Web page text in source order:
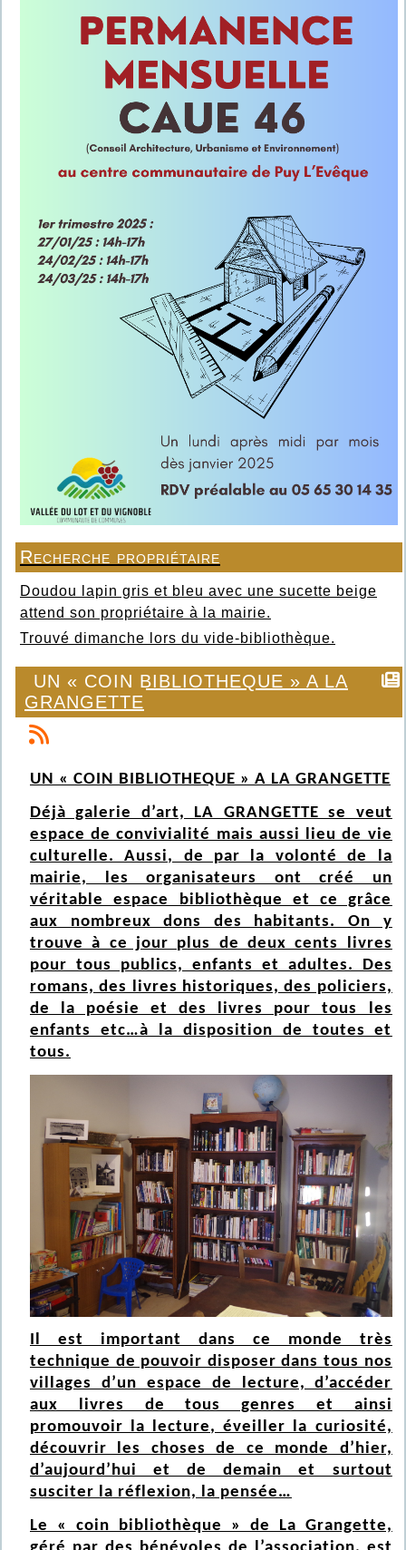
Recherche propriétaire
Doudou lapin gris et bleu avec une sucette beige
attend son propriétaire à la mairie.
Trouvé dimanche lors du vide-bibliothèque.
UN « COIN BIBLIOTHEQUE » A LA
GRANGETTE
UN « COIN BIBLIOTHEQUE » A LA GRANGETTE
Déjà galerie d’art, LA GRANGETTE se veut
espace de convivialité mais aussi lieu de vie
culturelle. Aussi, de par la volonté de la
mairie, les organisateurs ont créé un
véritable espace bibliothèque et ce grâce
aux nombreux dons des habitants. On y
trouve à ce jour plus de deux cents livres
pour tous publics, enfants et adultes. Des
romans, des livres historiques, des policiers,
de la poésie et des livres pour tous les
enfants etc…à la disposition de toutes et
tous.
Il est important dans ce monde très
technique de pouvoir disposer dans tous nos
villages d’un espace de lecture, d’accéder
aux livres de tous genres et ainsi
promouvoir la lecture, éveiller la curiosité,
découvrir les choses de ce monde d’hier,
d’aujourd’hui et de demain et surtout
susciter la réflexion, la pensée…
Le « coin bibliothèque » de La Grangette,